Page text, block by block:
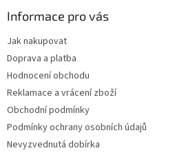
Informace pro vás
Jak nakupovat
Doprava a platba
Hodnocení obchodu
Reklamace a vrácení zboží
Obchodní podmínky
Podmínky ochrany osobních údajů
Nevyzvednutá dobírka